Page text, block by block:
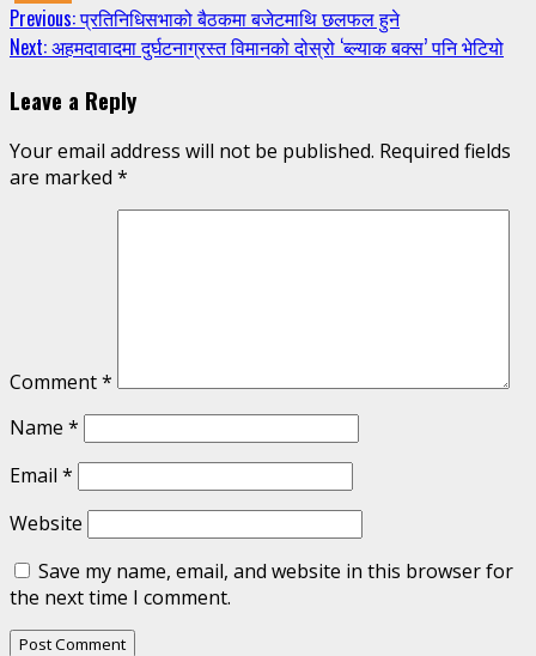
Continue
Reading
Previous:प्रतिनिधिसभाको बैठकमा बजेटमाथि छलफल हुने
Next:अहमदावादमा दुर्घटनाग्रस्त विमानको दोस्रो ‘ब्ल्याक बक्स’ पनि भेटियो
Leave a Reply
Your email address will not be published. Required fields
are marked *
Comment*
Name *
Email *
Website
Save my name, email, and website in this browser for
the next time I comment.